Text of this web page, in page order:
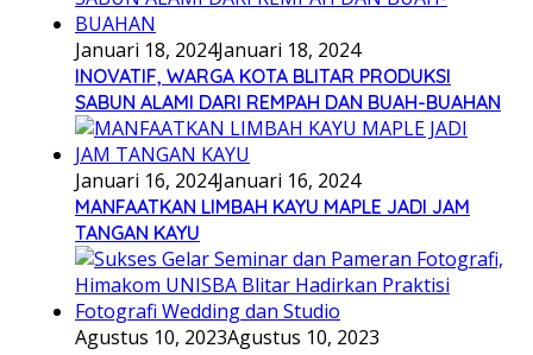
Januari 18, 2024Januari 18, 2024
INOVATIF, WARGA KOTA BLITAR PRODUKSI
SABUN ALAMI DARI REMPAH DAN BUAH-BUAHAN
Januari 16, 2024Januari 16, 2024
MANFAATKAN LIMBAH KAYU MAPLE JADI JAM
TANGAN KAYU
Agustus 10, 2023Agustus 10, 2023